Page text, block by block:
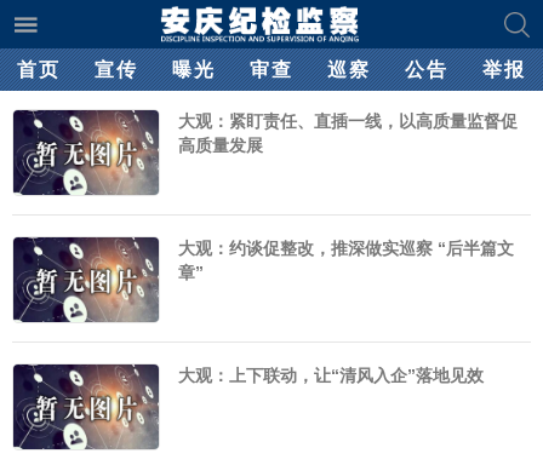
首页 宣传 曝光 审查 巡察 公告 举报
大观：紧盯责任、直插一线，以高质量监督促
高质量发展
大观：约谈促整改，推深做实巡察 “后半篇文
章”
大观：上下联动，让“清风入企”落地见效